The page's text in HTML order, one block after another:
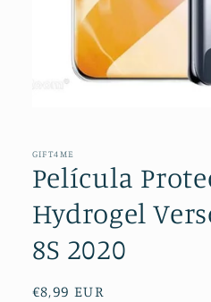
1
modal
GIFT4ME
Película
Hydrogel
8S 2020
Preço
€8,99 EUR